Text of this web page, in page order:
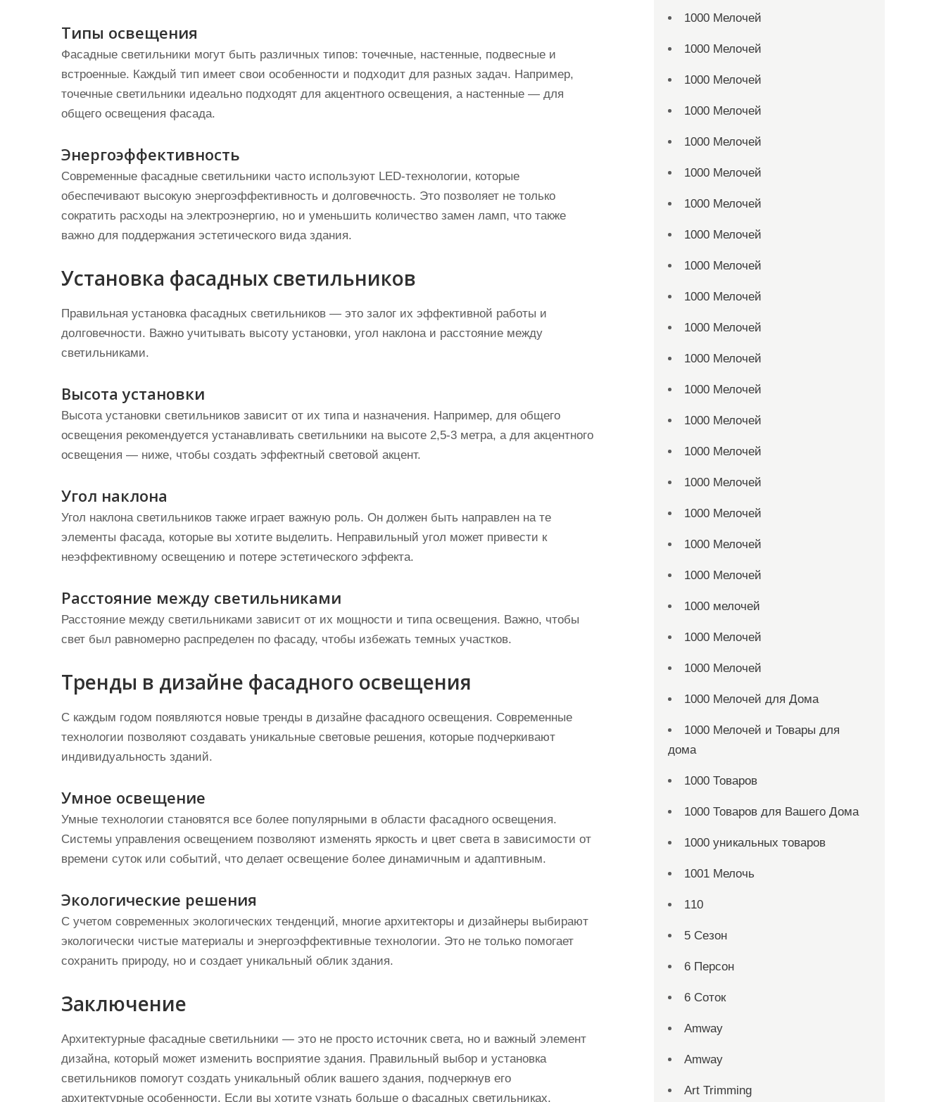
Типы освещения
Фасадные светильники могут быть различных типов: точечные, настенные, подвесные и
встроенные. Каждый тип имеет свои особенности и подходит для разных задач. Например,
точечные светильники идеально подходят для акцентного освещения, а настенные — для
общего освещения фасада.
Энергоэффективность
Современные фасадные светильники часто используют LED-технологии, которые
обеспечивают высокую энергоэффективность и долговечность. Это позволяет не только
сократить расходы на электроэнергию, но и уменьшить количество замен ламп, что также
важно для поддержания эстетического вида здания.
Установка фасадных светильников
Правильная установка фасадных светильников — это залог их эффективной работы и
долговечности. Важно учитывать высоту установки, угол наклона и расстояние между
светильниками.
Высота установки
Высота установки светильников зависит от их типа и назначения. Например, для общего
освещения рекомендуется устанавливать светильники на высоте 2,5-3 метра, а для акцентного
освещения — ниже, чтобы создать эффектный световой акцент.
Угол наклона
Угол наклона светильников также играет важную роль. Он должен быть направлен на те
элементы фасада, которые вы хотите выделить. Неправильный угол может привести к
неэффективному освещению и потере эстетического эффекта.
Расстояние между светильниками
Расстояние между светильниками зависит от их мощности и типа освещения. Важно, чтобы
свет был равномерно распределен по фасаду, чтобы избежать темных участков.
Тренды в дизайне фасадного освещения
С каждым годом появляются новые тренды в дизайне фасадного освещения. Современные
технологии позволяют создавать уникальные световые решения, которые подчеркивают
индивидуальность зданий.
Умное освещение
Умные технологии становятся все более популярными в области фасадного освещения.
Системы управления освещением позволяют изменять яркость и цвет света в зависимости от
времени суток или событий, что делает освещение более динамичным и адаптивным.
Экологические решения
С учетом современных экологических тенденций, многие архитекторы и дизайнеры выбирают
экологически чистые материалы и энергоэффективные технологии. Это не только помогает
сохранить природу, но и создает уникальный облик здания.
Заключение
Архитектурные фасадные светильники — это не просто источник света, но и важный элемент
дизайна, который может изменить восприятие здания. Правильный выбор и установка
светильников помогут создать уникальный облик вашего здания, подчеркнув его
архитектурные особенности. Если вы хотите узнать больше о фасадных светильниках,
1000 Мелочей
1000 Мелочей
1000 Мелочей
1000 Мелочей
1000 Мелочей
1000 Мелочей
1000 Мелочей
1000 Мелочей
1000 Мелочей
1000 Мелочей
1000 Мелочей
1000 Мелочей
1000 Мелочей
1000 Мелочей
1000 Мелочей
1000 Мелочей
1000 Мелочей
1000 Мелочей
1000 Мелочей
1000 мелочей
1000 Мелочей
1000 Мелочей
1000 Мелочей для Дома
1000 Мелочей и Товары для
дома
1000 Товаров
1000 Товаров для Вашего Дома
1000 уникальных товаров
1001 Мелочь
110
5 Сезон
6 Персон
6 Соток
Amway
Amway
Art Trimming